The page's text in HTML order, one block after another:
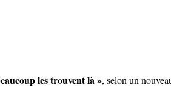
les trouvent là », selon un